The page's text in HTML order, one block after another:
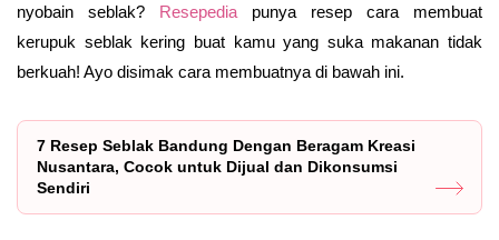
nyobain seblak? Resepedia punya resep cara membuat
kerupuk seblak kering buat kamu yang suka makanan tidak
berkuah! Ayo disimak cara membuatnya di bawah ini.
7 Resep Seblak Bandung Dengan Beragam Kreasi
Nusantara, Cocok untuk Dijual dan Dikonsumsi
Sendiri